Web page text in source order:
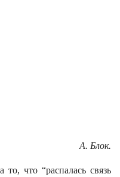
А. Блок.
что “распалась связь